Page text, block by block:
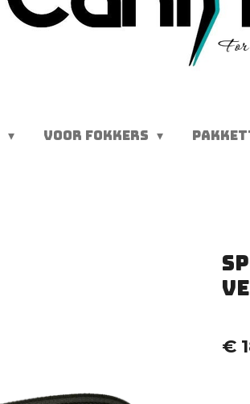
VOOR FOKKERS
€